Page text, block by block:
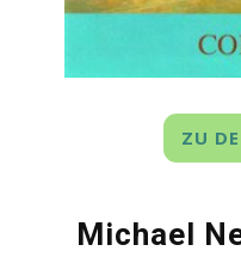
ZU
Michael